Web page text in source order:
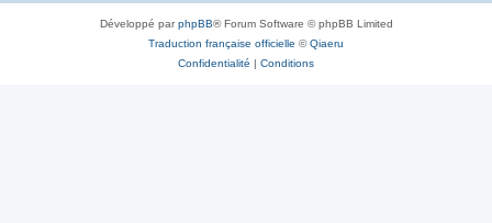
Développé parphpBB® Forum Software © phpBB Limited
Traduction française officielle ©Qiaeru
Confidentialité | Conditions